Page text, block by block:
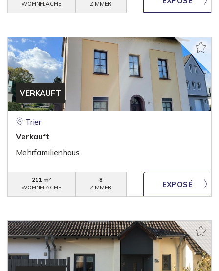
WOHNFLÄCHE
ZIMMER
VERKAUFT
Trier
Verkauft
Mehrfamilienhaus
211 m²
WOHNFLÄCHE
8
ZIMMER